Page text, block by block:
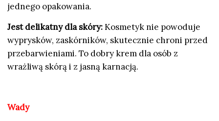
jednego opakowania.
Jest delikatny dla skóry:Kosmetyk nie powoduje
wyprysków, zaskórników, skutecznie chroni przed
przebarwieniami. To dobry krem dla osób z
wrażliwą skórą i z jasną karnacją.
Wady